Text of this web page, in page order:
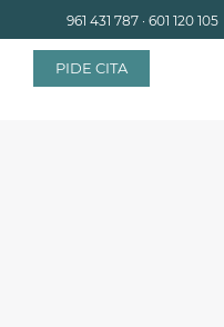
961 431 787 · 601 120 105
PIDE CITA